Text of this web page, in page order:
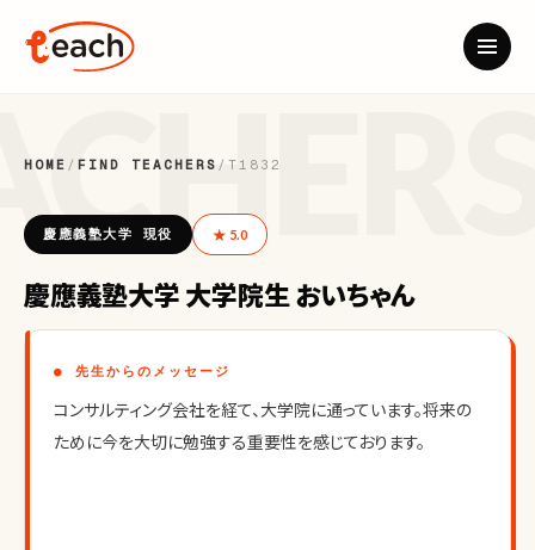
HOME / FIND TEACHERS / T1832
慶應義塾大学 現役 ★ 5.0
慶應義塾大学 大学院生 おいちゃん
● 先生からのメッセージ
コンサルティング会社を経て、大学院に通っています。将来の
ために今を大切に勉強する重要性を感じております。